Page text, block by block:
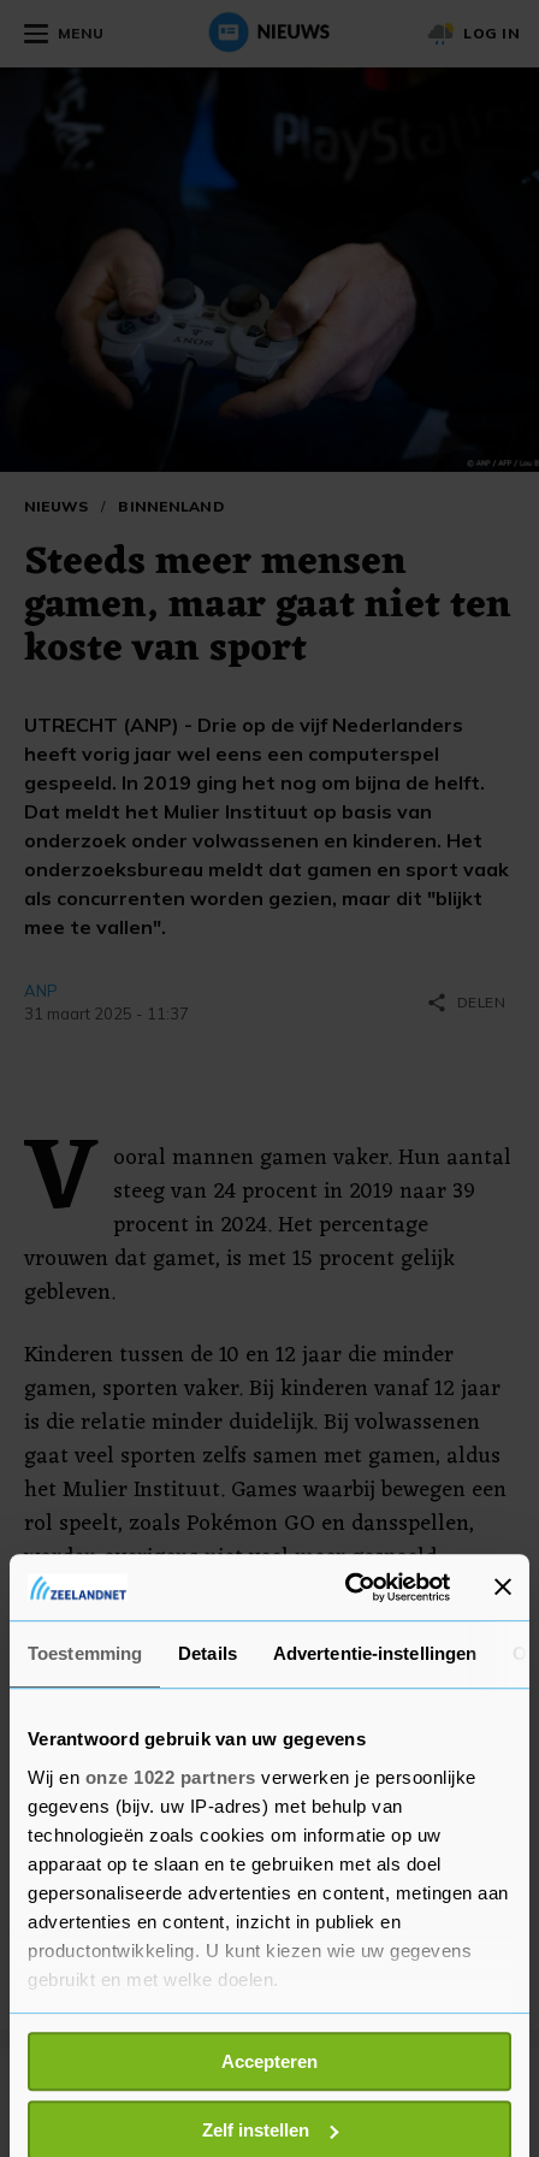
Toestemming Details Advertentie-instellingen
Verantwoord gebruik van uw gegevens
Wij en onze 1022 partners verwerken je persoonlijke
gegevens (bijv. uw IP-adres) met behulp van
technologieën zoals cookies om informatie op uw
apparaat op te slaan en te gebruiken met als doel
gepersonaliseerde advertenties en content, metingen aan
advertenties en content, inzicht in publiek en
productontwikkeling. U kunt kiezen wie uw gegevens
gebruikt en met welke doelen.
Als u het toestaat, willen we ook graag:
Informatie verzamelen over uw geografische
locatie, die tot een paar meter nauwkeurig kan zijn
Uw apparaat identificeren door het actief te
Accepteren
Zelf instellen
MENU LOG IN
NIEUWS / BINNENLAND
Steeds meer mensen
gamen, maar gaat niet ten
koste van sport
UTRECHT (ANP) - Drie op de vijf Nederlanders
heeft vorig jaar wel eens een computerspel
gespeeld. In 2019 ging het nog om bijna de helft.
Dat meldt het Mulier Instituut op basis van
onderzoek onder volwassenen en kinderen. Het
onderzoeksbureau meldt dat gamen en sport vaak
als concurrenten worden gezien, maar dit "blijkt
mee te vallen".
ANP
31 maart 2025 - 11:37
share DELEN
V ooral mannen gamen vaker. Hun aantal
steeg van 24 procent in 2019 naar 39
procent in 2024. Het percentage
vrouwen dat gamet, is met 15 procent gelijk
gebleven.
Kinderen tussen de 10 en 12 jaar die minder
gamen, sporten vaker. Bij kinderen vanaf 12 jaar
is die relatie minder duidelijk. Bij volwassenen
gaat veel sporten zelfs samen met gamen, aldus
het Mulier Instituut. Games waarbij bewegen een
rol speelt, zoals Pokémon GO en dansspellen,
worden overigens niet veel meer gespeeld.
Meer uit Binnenland